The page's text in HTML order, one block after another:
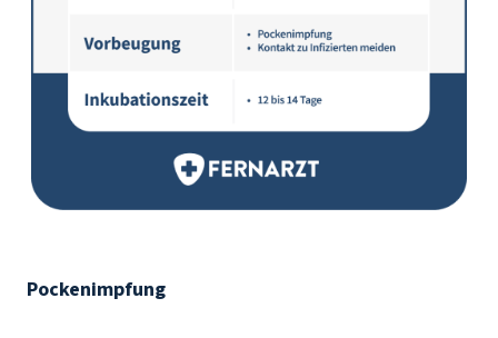
Pockenimpfung